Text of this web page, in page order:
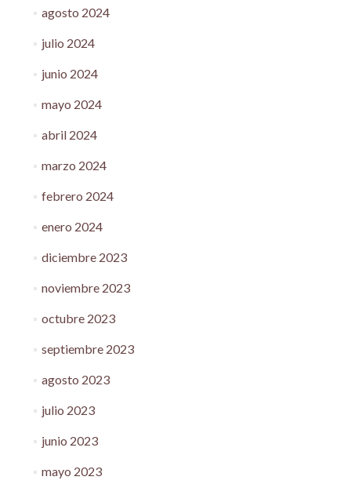
agosto 2024
julio 2024
junio 2024
mayo 2024
abril 2024
marzo 2024
febrero 2024
enero 2024
diciembre 2023
noviembre 2023
octubre 2023
septiembre 2023
agosto 2023
julio 2023
junio 2023
mayo 2023